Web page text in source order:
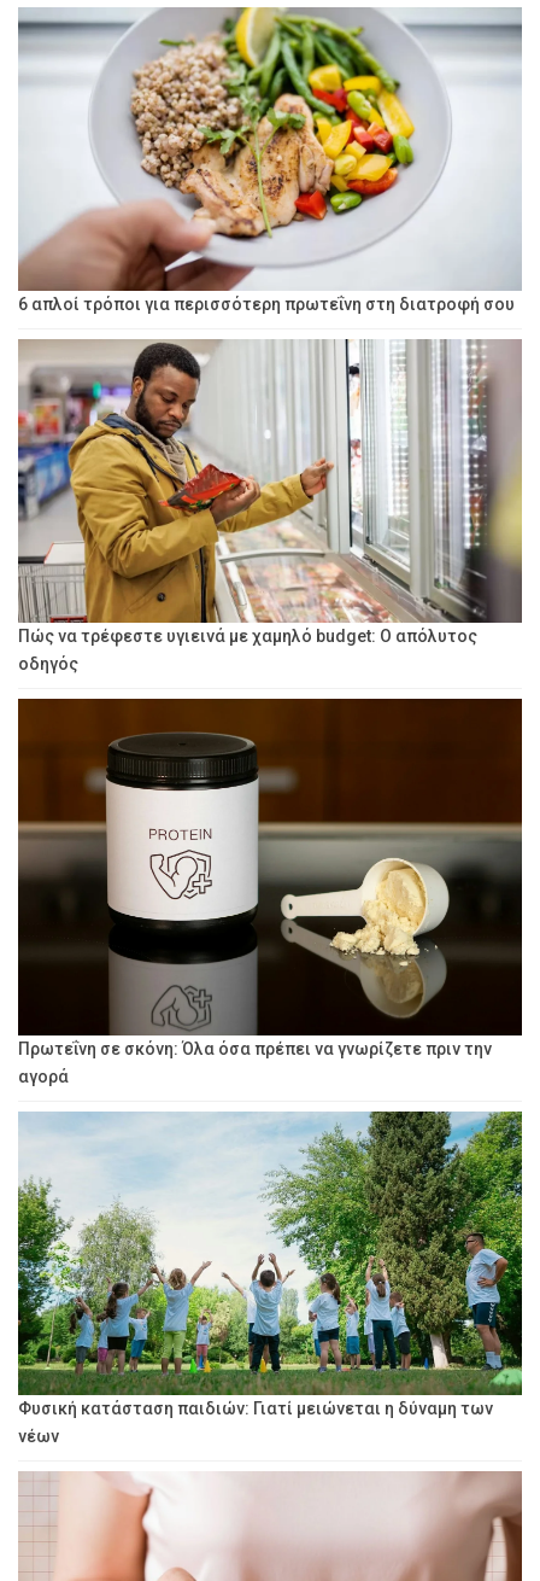
6 απλοί τρόποι για περισσότερη πρωτεΐνη στη διατροφή σου
Πώς να τρέφεστε υγιεινά με χαμηλό budget: Ο απόλυτος
οδηγός
Πρωτεΐνη σε σκόνη: Όλα όσα πρέπει να γνωρίζετε πριν την
αγορά
Φυσική κατάσταση παιδιών: Γιατί μειώνεται η δύναμη των
νέων